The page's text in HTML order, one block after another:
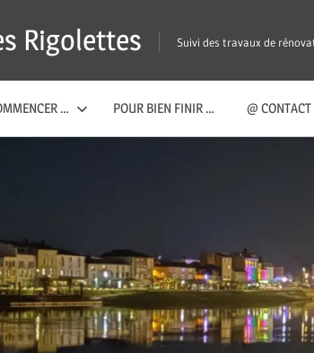
Rigolettes Suivi des travaux de
… POUR BIEN FINIR … @ CONTACT